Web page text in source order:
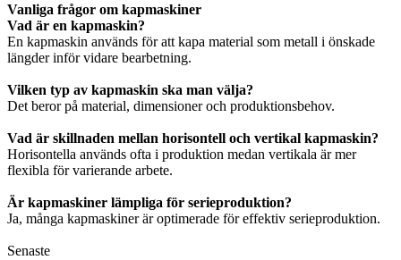
Vanliga frågor om kapmaskiner
Vad är en kapmaskin?
En kapmaskin används för att kapa material som metall i önskade
längder inför vidare bearbetning.
Vilken typ av kapmaskin ska man välja?
Det beror på material, dimensioner och produktionsbehov.
Vad är skillnaden mellan horisontell och vertikal kapmaskin?
Horisontella används ofta i produktion medan vertikala är mer
flexibla för varierande arbete.
Är kapmaskiner lämpliga för serieproduktion?
Ja, många kapmaskiner är optimerade för effektiv serieproduktion.
Senaste